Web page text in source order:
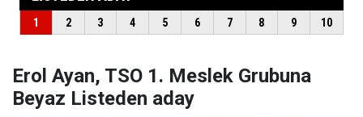
Erol Ayan, TSO 1. Meslek Grubuna
Beyaz Listeden aday